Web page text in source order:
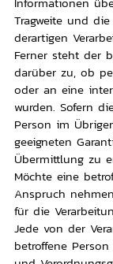
Tragweite und
derartigen
Ferner steht der
darüber zu, ob
oder an eine
wurden. Sofern
Person im
geeigneten
Übermittlung zu
Möchte eine
Anspruch
für die
Jede von der
betroffene